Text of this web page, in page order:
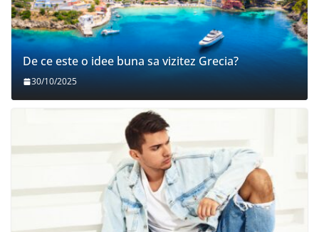
De ce este o idee buna sa vizitez Grecia?
30/10/2025